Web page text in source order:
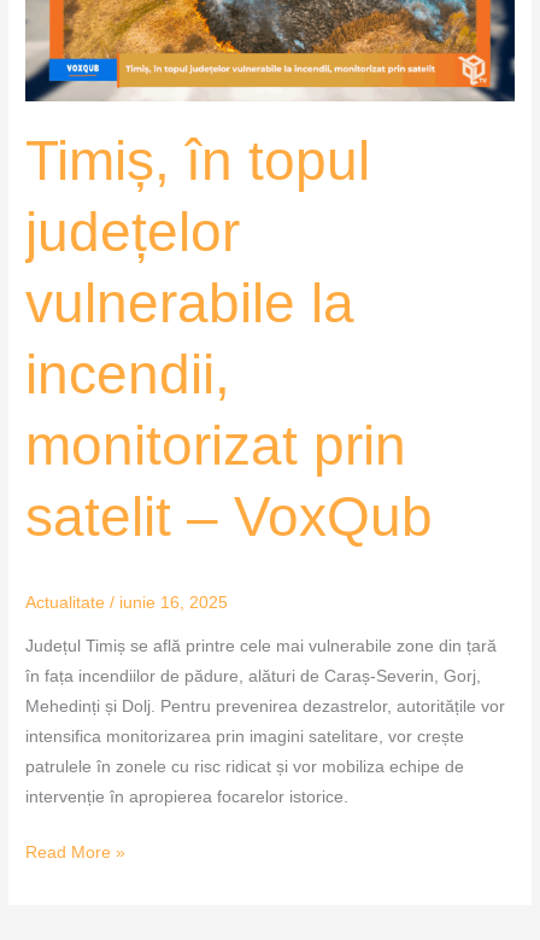
Timiș, în topul
județelor
vulnerabile la
incendii,
monitorizat prin
satelit – VoxQub
Actualitate / iunie 16, 2025
Județul Timiș se află printre cele mai vulnerabile zone din țară
în fața incendiilor de pădure, alături de Caraș-Severin, Gorj,
Mehedinți și Dolj. Pentru prevenirea dezastrelor, autoritățile vor
intensifica monitorizarea prin imagini satelitare, vor crește
patrulele în zonele cu risc ridicat și vor mobiliza echipe de
intervenție în apropierea focarelor istorice.
incendii,
monitorizat
prin
–
Read More »